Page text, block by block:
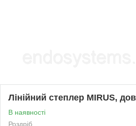
Лінійний степлер MIRUS,
В наявності
Роздріб